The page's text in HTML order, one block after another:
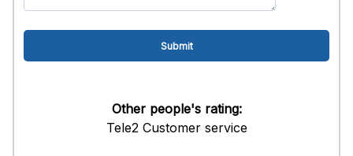
Other people's rating:
Tele2 Customer service